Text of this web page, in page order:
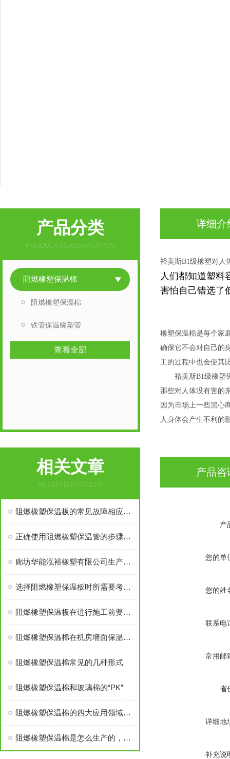
产品分类
PRODUCT CLASSIFICATION
阻燃橡塑保温棉
阻燃橡塑保温棉
铁管保温橡塑管
查看全部
相关文章
RELATED ARTICLES
阻燃橡塑保温板的常见故障相应解决方法分享
正确使用阻燃橡塑保温管的步骤及注意事项分享
廊坊华能泓裕橡塑有限公司生产的圣裕德B1级橡塑保温棉为什么如此受欢迎？
选择阻燃橡塑保温板时所需要考虑的关键要点介绍
阻燃橡塑保温板在进行施工前要做好这些准备工作
阻燃橡塑保温棉在机房墙面保温中应有多厚？
阻燃橡塑保温棉常见的几种形式
阻燃橡塑保温棉和玻璃棉的“PK”
阻燃橡塑保温棉的四大应用领域简析
阻燃橡塑保温棉是怎么生产的，对人体有害吗？
详细介
裕美斯B1级橡塑对人
人们都知道塑料
害怕自己错选了
橡塑保温棉是每个家
确保它不会对自己的
工的过程中也会使其
裕美斯B1级橡塑保
那些对人体没有害的
因为市场上一些黑心
人身体会产生不利的
产品咨
产
您的单
您的姓
联系电
常用邮
省
详细地
补充说